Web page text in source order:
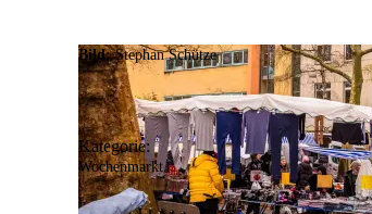
Bild: Stephan Schütze
Kategorie:
Wochenmarkt